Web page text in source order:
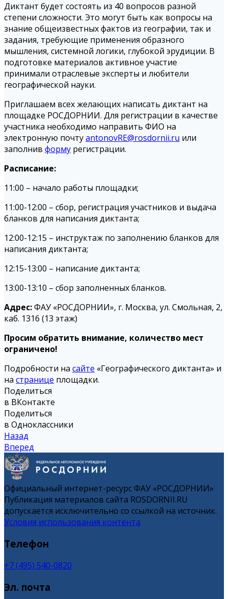
Диктант будет состоять из 40 вопросов разной
степени сложности. Это могут быть как вопросы на
знание общеизвестных фактов из географии, так и
задания, требующие применения образного
мышления, системной логики, глубокой эрудиции. В
подготовке материалов активное участие
принимали отраслевые эксперты и любители
географической науки.
Приглашаем всех желающих написать диктант на
площадке РОСДОРНИИ. Для регистрации в качестве
участника необходимо направить ФИО на
электронную почтуantonovRE@rosdornii.ru или
заполнив форму регистрации.
Расписание:
11:00 – начало работы площадки;
11:00-12:00 – сбор, регистрация участников и выдача
бланков для написания диктанта;
12:00-12:15 – инструктаж по заполнению бланков для
написания диктанта;
12:15-13:00 – написание диктанта;
13:00-13:10 – сбор заполненных бланков.
Адрес:ФАУ «РОСДОРНИИ», г. Москва, ул. Смольная, 2,
каб. 1316 (13 этаж)
Просим обратить внимание, количество мест
ограничено!
Подробности на сайте «Географического диктанта» и
на странице площадки.
Поделиться
в ВКонтакте
Поделиться
в Одноклассники
Назад
Вперед
Официальный интернет-ресурс ФАУ «РОСДОРНИИ»
Публикация материалов сайта ROSDORNII.RU
допускается исключительно со ссылкой на источник.
Условия использования контента
Телефон
+7 (495) 540-0820
Эл. почта